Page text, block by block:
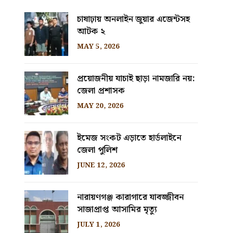
চাষাঢ়ায় অনলাইন জুয়ার এজেন্টসহ
আটক ২
MAY 5, 2026
প্রয়োজনীয় যাচাই ছাড়া নামজারি নয়:
জেলা প্রশাসক
MAY 20, 2026
ইমেজ সংকট এড়াতে হার্ডলাইনে
জেলা পুলিশ
JUNE 12, 2026
নারায়ণগঞ্জ কারাগারে যাবজ্জীবন
সাজাপ্রাপ্ত আসামির মৃত্যু
JULY 1, 2026